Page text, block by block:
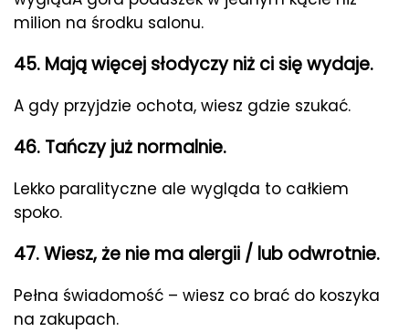
milion na środku salonu.
45. Mają więcej słodyczy niż ci się wydaje.
A gdy przyjdzie ochota, wiesz gdzie szukać.
46. Tańczy już normalnie.
Lekko paralityczne ale wygląda to całkiem
spoko.
47. Wiesz, że nie ma alergii / lub odwrotnie.
Pełna świadomość – wiesz co brać do koszyka
na zakupach.